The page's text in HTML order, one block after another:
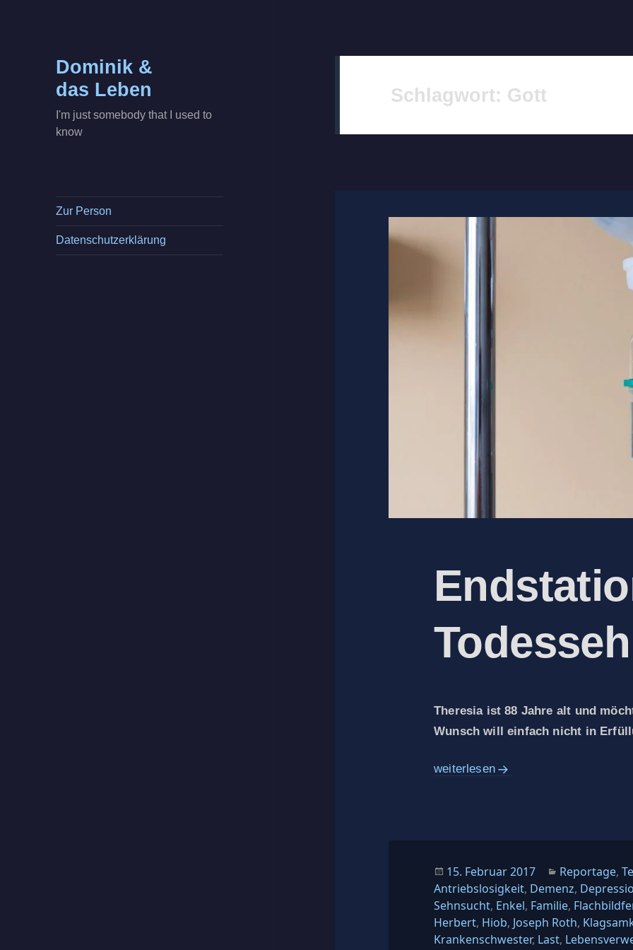
Dominik &
das Leben
I'm just somebody that I used to
know
Zur Person
Datenschutzerklärung
Schlagwort: Gott
Theresia ist 88 Jahre alt und
Wunsch will einfach nicht in
Endstation Todessehnsucht
weiterlesen
Veröffentlicht
am
15. Februar 2017 Kategorien
Reportage,
Antriebslosigkeit, Demenz,
Sehnsucht, Enkel, Familie,
Herbert, Hiob, Joseph Roth,
Krankenschwester, Last,